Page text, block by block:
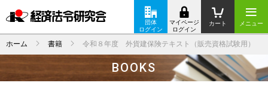
メニュー
カート
マイページ
ログイン
団体
ログイン
ホーム 書籍 令和８年度 外貨建保険テキスト（販売資格試験用）
BOOKS